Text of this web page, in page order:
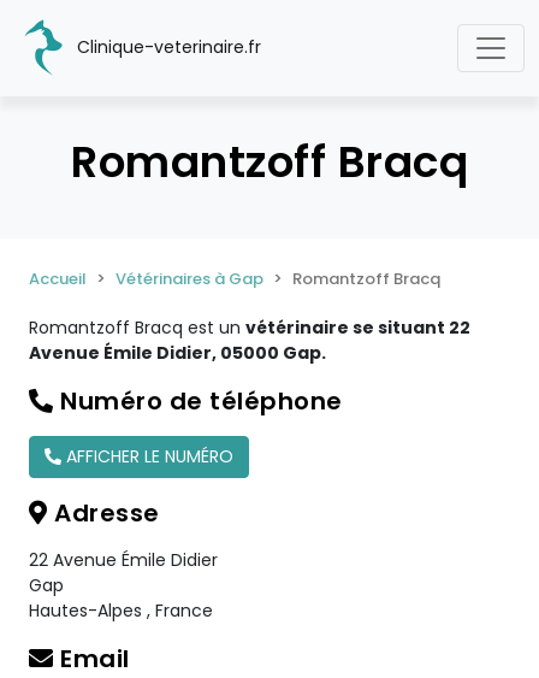
Clinique-veterinaire.fr
Romantzoff Bracq
Accueil Vétérinaires à Gap Romantzoff Bracq
Romantzoff Bracq est un vétérinaire se situant 22
Avenue Émile Didier, 05000 Gap.
Numéro de téléphone
AFFICHER LE NUMÉRO
Adresse
22 Avenue Émile Didier
Gap
Hautes-Alpes , France
Email